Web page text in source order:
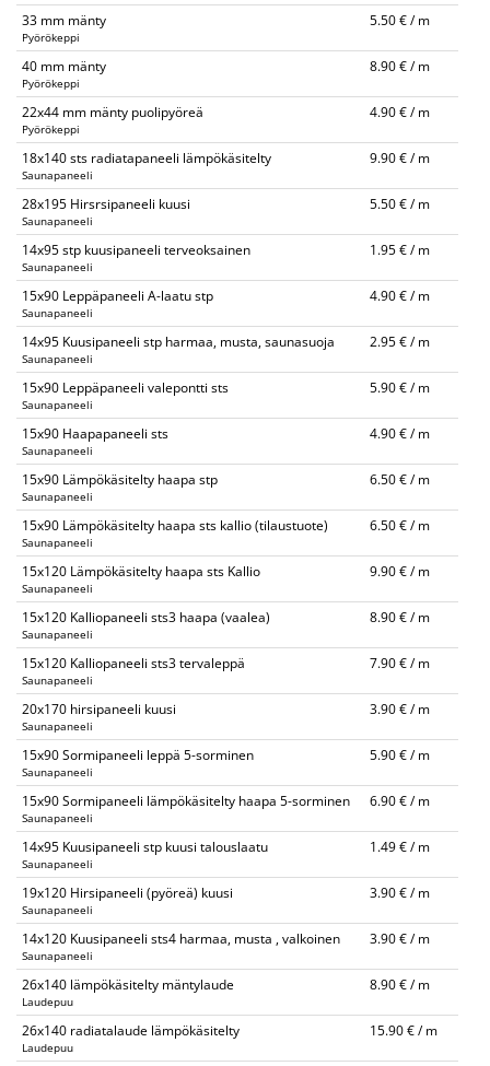
33 mm mänty
Pyörökeppi
5.50 € / m
40 mm mänty
Pyörökeppi
8.90 € / m
22x44 mm mänty puolipyöreä
Pyörökeppi
4.90 € / m
18x140 sts radiatapaneeli lämpökäsitelty
Saunapaneeli
9.90 € / m
28x195 Hirsrsipaneeli kuusi
Saunapaneeli
5.50 € / m
14x95 stp kuusipaneeli terveoksainen
Saunapaneeli
1.95 € / m
15x90 Leppäpaneeli A-laatu stp
Saunapaneeli
4.90 € / m
14x95 Kuusipaneeli stp harmaa, musta, saunasuoja
Saunapaneeli
2.95 € / m
15x90 Leppäpaneeli valepontti sts
Saunapaneeli
5.90 € / m
15x90 Haapapaneeli sts
Saunapaneeli
4.90 € / m
15x90 Lämpökäsitelty haapa stp
Saunapaneeli
6.50 € / m
15x90 Lämpökäsitelty haapa sts kallio (tilaustuote)
Saunapaneeli
6.50 € / m
15x120 Lämpökäsitelty haapa sts Kallio
Saunapaneeli
9.90 € / m
15x120 Kalliopaneeli sts3 haapa (vaalea)
Saunapaneeli
8.90 € / m
15x120 Kalliopaneeli sts3 tervaleppä
Saunapaneeli
7.90 € / m
20x170 hirsipaneeli kuusi
Saunapaneeli
3.90 € / m
15x90 Sormipaneeli leppä 5-sorminen
Saunapaneeli
5.90 € / m
15x90 Sormipaneeli lämpökäsitelty haapa 5-sorminen
Saunapaneeli
6.90 € / m
14x95 Kuusipaneeli stp kuusi talouslaatu
Saunapaneeli
1.49 € / m
19x120 Hirsipaneeli (pyöreä) kuusi
Saunapaneeli
3.90 € / m
14x120 Kuusipaneeli sts4 harmaa, musta , valkoinen
Saunapaneeli
3.90 € / m
26x140 lämpökäsitelty mäntylaude
Laudepuu
8.90 € / m
26x140 radiatalaude lämpökäsitelty
Laudepuu
15.90 € / m